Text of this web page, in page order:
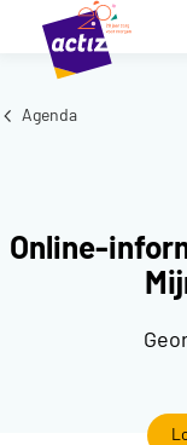
Naar hoofdinhoud
Naar menu
Agenda
Online-